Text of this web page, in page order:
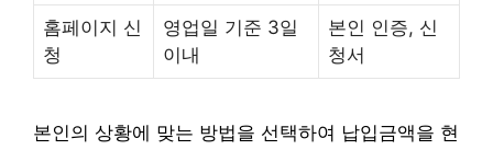
홈페이지 신
청
영업일 기준 3일
이내
본인 인증, 신
청서
본인의 상황에 맞는 방법을 선택하여 납입금액을 현